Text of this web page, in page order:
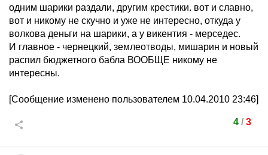
одним шарики раздали, другим крестики. вот и славно,
вот и никому не скучно и уже не интересно, откуда у
волкова деньги на шарики, а у викентия - мерседес.
И главное - чернецкий, землеотводы, мишарин и новый
распил бюджетного бабла ВООБЩЕ никому не
интересны.
[Сообщение изменено пользователем 10.04.2010 23:46]
4/ 3